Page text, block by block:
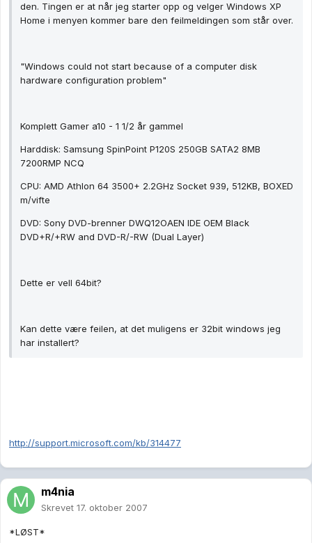
den. Tingen er at når jeg starter opp og velger Windows XP
Home i menyen kommer bare den feilmeldingen som står over.
"Windows could not start because of a computer disk
hardware configuration problem"
Komplett Gamer a10 - 1 1/2 år gammel
Harddisk: Samsung SpinPoint P120S 250GB SATA2 8MB
7200RMP NCQ
CPU: AMD Athlon 64 3500+ 2.2GHz Socket 939, 512KB, BOXED
m/vifte
DVD: Sony DVD-brenner DWQ12OAEN IDE OEM Black
DVD+R/+RW and DVD-R/-RW (Dual Layer)
Dette er vell 64bit?
Kan dette være feilen, at det muligens er 32bit windows jeg
har installert?
http://support.microsoft.com/kb/314477
m4nia
Skrevet 17. oktober 2007
*LØST*